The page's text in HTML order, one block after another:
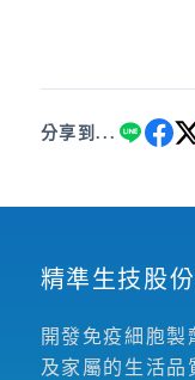
分享到...
精準生技股
開發免疫細胞
及家屬的生活